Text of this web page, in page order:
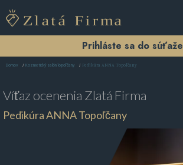
Prihláste sa do súťaže
Domov Kozmetický salón Topoľčany Pedikúra ANNA Topoľčany
Víťaz ocenenia Zlatá Firma
Pedikúra ANNA Topoľčany